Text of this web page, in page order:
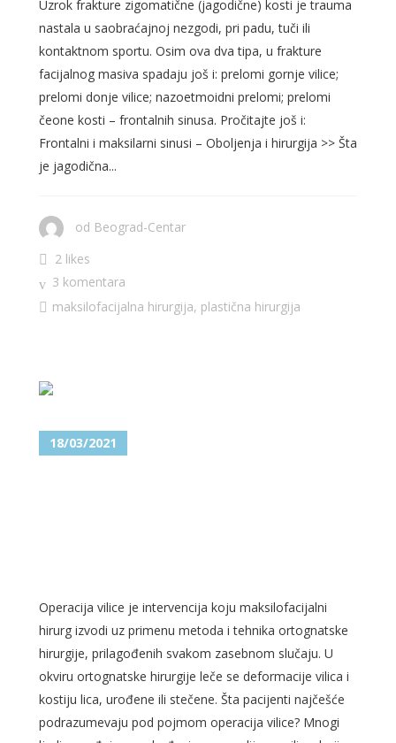
Uzrok frakture zigomatične (jagodične) kosti je trauma
nastala u saobraćajnoj nezgodi, pri padu, tuči ili
kontaktnom sportu. Osim ova dva tipa, u frakture
facijalnog masiva spadaju još i: prelomi gornje vilice;
prelomi donje vilice; nazoetmoidni prelomi; prelomi
čeone kosti – frontalnih sinusa. Pročitajte još i:
Frontalni i maksilarni sinusi – Oboljenja i hirurgija >> Šta
je jagodična...
od Beograd-Centar
2 likes
3 komentara
maksilofacijalna hirurgija, plastična hirurgija
18/03/2021
Operacija vilice je intervencija koju maksilofacijalni
hirurg izvodi uz primenu metoda i tehnika ortognatske
hirurgije, prilagođenih svakom zasebnom slučaju. U
okviru ortognatske hirurgije leče se deformacije vilica i
kostiju lica, urođene ili stečene. Šta pacijenti najčešće
podrazumevaju pod pojmom operacija vilice? Mnogi